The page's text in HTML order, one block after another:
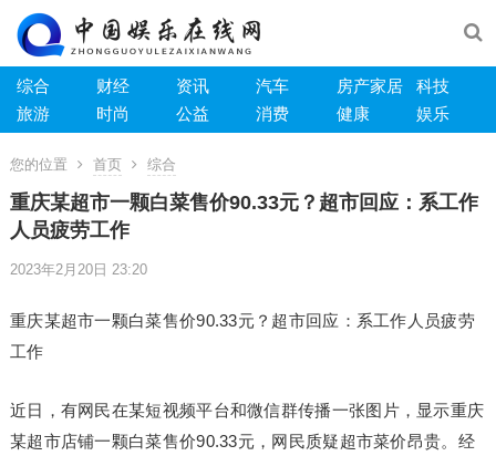
综合 财经 资讯 汽车 房产家居
科技
旅游
时尚 公益 消费 健康 娱乐
您的位置 首页 综合
重庆某超市一颗白菜售价90.33元？超市回应：系工作
人员疲劳工作
2023年2月20日 23:20
重庆某超市一颗白菜售价90.33元？超市回应：系工作人员疲劳
工作
近日，有网民在某短视频平台和微信群传播一张图片，显示重庆
某超市店铺一颗白菜售价90.33元，网民质疑超市菜价昂贵。经